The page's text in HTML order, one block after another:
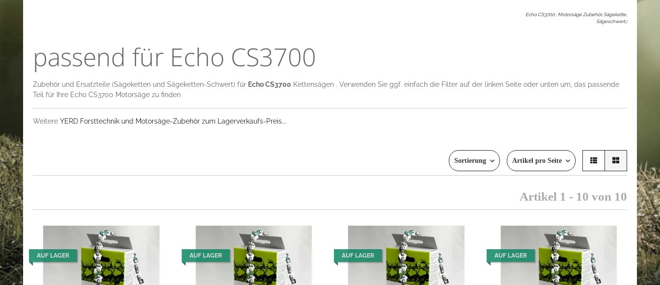
Echo CS3700 , Motorsäge Zubehör, Sägekette,
Sägeschwert,:
passend für Echo CS3700
Zubehör und Ersatzteile (Sägeketten und Sägeketten-Schwert) für Echo CS3700 Kettensägen . Verwenden Sie ggf. einfach die Filter auf der linken Seite oder unten um, das passende
Teil für Ihre Echo CS3700 Motorsäge zu finden
Weitere YERD Forsttechnik und Motorsäge-Zubehör zum Lagerverkaufs-Preis...
Sortierung Artikel pro Seite
Artikel 1 - 10 von 10
AUF LAGER AUF LAGER AUF LAGER AUF LAGER